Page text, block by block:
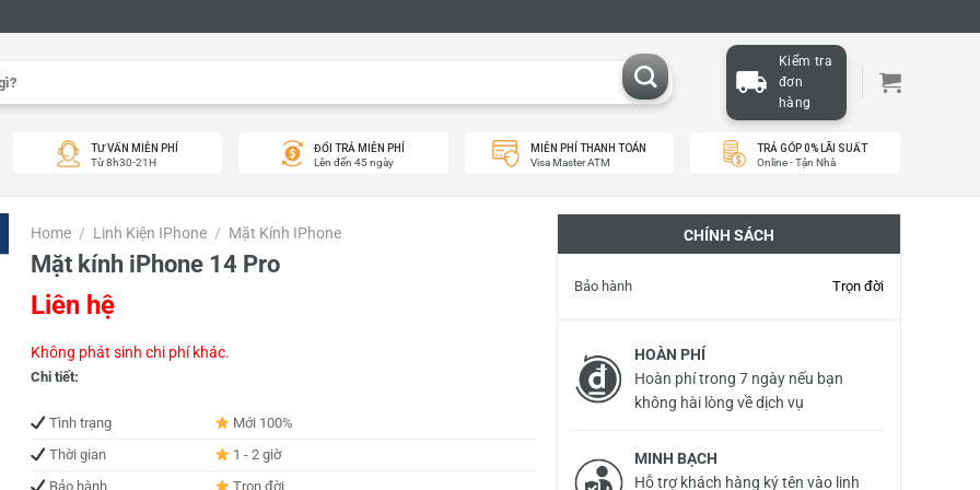
Kiểm tra
đơn
hàng
TƯ VẤN MIỄN PHÍ
Từ 8h30-21H
ĐỔI TRẢ MIỄN PHÍ
Lên đến 45 ngày
MIỄN PHÍ THANH TOÁN
Visa Master ATM
TRẢ GÓP 0% LÃI SUẤT
Online - Tận Nhà
Home / Linh Kiện IPhone / Mặt Kính IPhone
Mặt kính iPhone 14 Pro
Liên hệ
Không phát sinh chi phí khác.
Chi tiết:
Tình trạng
Mới 100%
Thời gian
1 - 2 giờ
Bảo hành
Trọn đời
CHÍNH SÁCH
Bảo hành Trọn đời
HOÀN PHÍ
Hoàn phí trong 7 ngày nếu bạn
không hài lòng về dịch vụ
MINH BẠCH
Hỗ trợ khách hàng ký tên vào linh